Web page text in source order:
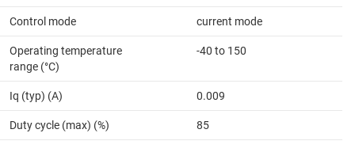
Control mode current mode
Operating temperature
range (°C)
-40 to 150
Iq (typ) (A) 0.009
Duty cycle (max) (%) 85